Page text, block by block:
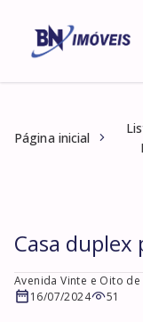
Página inicial
Casa duplex
Avenida Vinte e Oito
16/07/2024
51